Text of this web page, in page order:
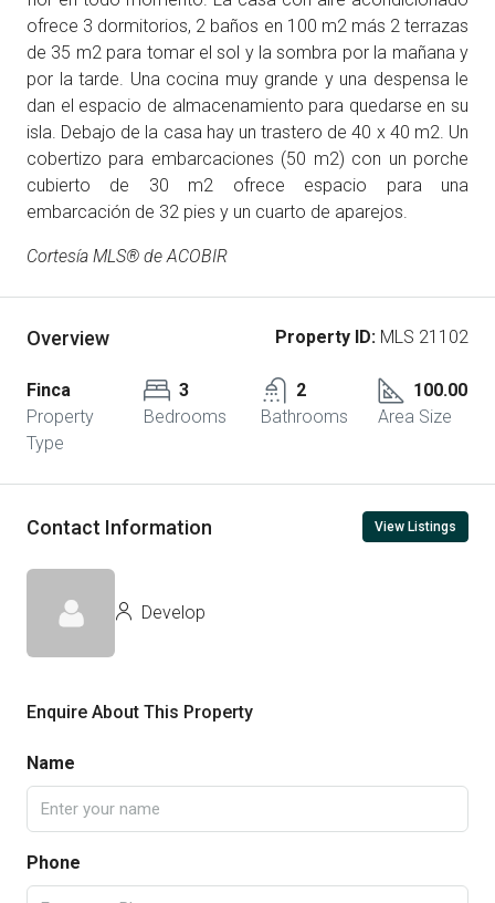
ofrece 3 dormitorios, 2 baños en 100 m2 más 2 terrazas
de 35 m2 para tomar el sol y la sombra por la mañana y
por la tarde. Una cocina muy grande y una despensa le
dan el espacio de almacenamiento para quedarse en su
isla. Debajo de la casa hay un trastero de 40 x 40 m2. Un
cobertizo para embarcaciones (50 m2) con un porche
cubierto de 30 m2 ofrece espacio para una
embarcación de 32 pies y un cuarto de aparejos.
Cortesía MLS® de ACOBIR
Overview Property ID: MLS 21102
Finca
Property
Type
3
Bedrooms
2
Bathrooms
100.00
Area Size
Contact Information View Listings
Develop
Enquire About This Property
Name
Phone